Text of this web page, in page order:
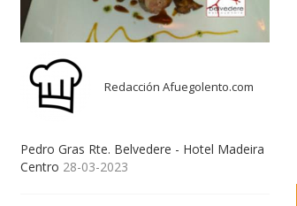
Redacción Afuegolento.com
Pedro Gras Rte. Belvedere - Hotel Madeira
Centro 28-03-2023